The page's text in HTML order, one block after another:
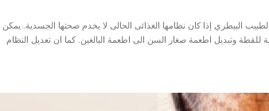
البيطري إذا كان نظامها الغذائى الحالى لا يخدم صحتها الجسدية. يمكن
للقطة وتبديل اطعمة صغار السن الى اطعمة البالغين. كما ان تعديل النظام